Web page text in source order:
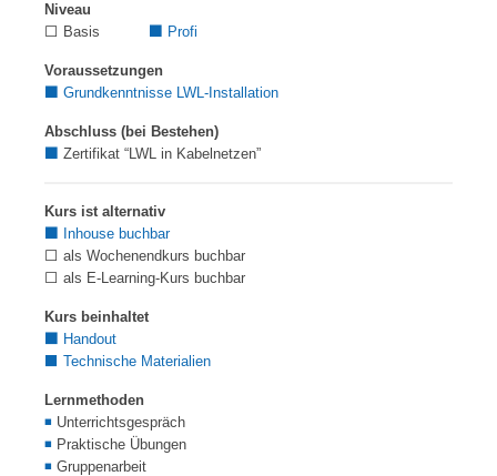
Niveau
⬜ Basis
Profi
Voraussetzungen
Grundkenntnisse LWL-Installation
Abschluss (bei Bestehen)
Zertifikat “LWL in Kabelnetzen”
Kurs ist alternativ
Inhouse buchbar
⬜ als Wochenendkurs buchbar
⬜ als E-Learning-Kurs buchbar
Kurs beinhaltet
Handout
⬛ Technische Materialien
Lernmethoden
◾ Unterrichtsgespräch
◾ Praktische Übungen
◾ Gruppenarbeit